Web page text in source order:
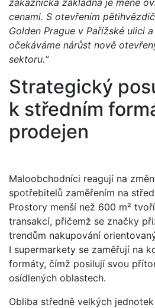
zákaznická základna je méně
cenami. S otevřením
Golden Prague v Pařížské ulici
očekáváme nárůst nově
sektoru.“
Strategický
k středním
prodejen
Maloobchodníci reagují na
spotřebitelů zaměřením na
Prostory menší než 600 m²
transakcí, přičemž se značky
trendům nakupování
I supermarkety se zaměřují na
formáty, čímž posilují svou
osídlených oblastech.
Obliba středně velkých